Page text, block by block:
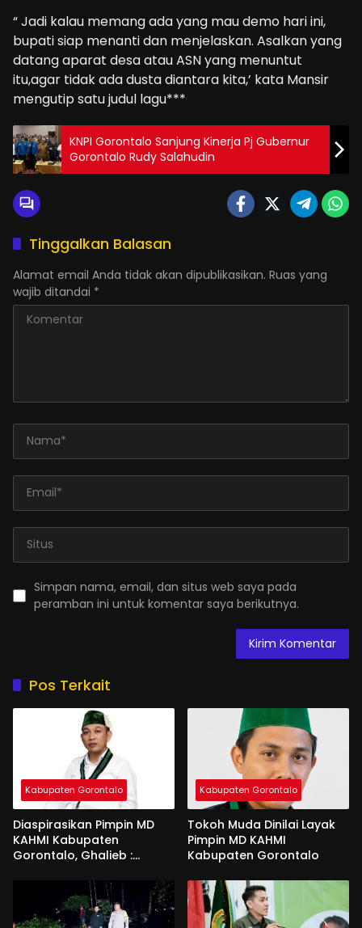
“ Jadi kalau memang ada yang mau demo hari ini,
bupati siap menanti dan menjelaskan. Asalkan yang
datang aparat desa atau ASN yang menuntut
itu,agar tidak ada dusta diantara kita,’ kata Mansir
mengutip satu judul lagu***
KNPI Gorontalo Sanjung Kinerja Pj Gubernur
Gorontalo Rudy Salahudin
Tinggalkan Balasan
Alamat email Anda tidak akan dipublikasikan. Ruas yang
wajib ditandai *
Simpan nama, email, dan situs web saya pada
peramban ini untuk komentar saya berikutnya.
Pos Terkait
Kabupaten Gorontalo
Diaspirasikan Pimpin MD
KAHMI Kabupaten
Gorontalo, Ghalieb :
Kabupaten Gorontalo
Tokoh Muda Dinilai Layak
Pimpin MD KAHMI
Kabupaten Gorontalo